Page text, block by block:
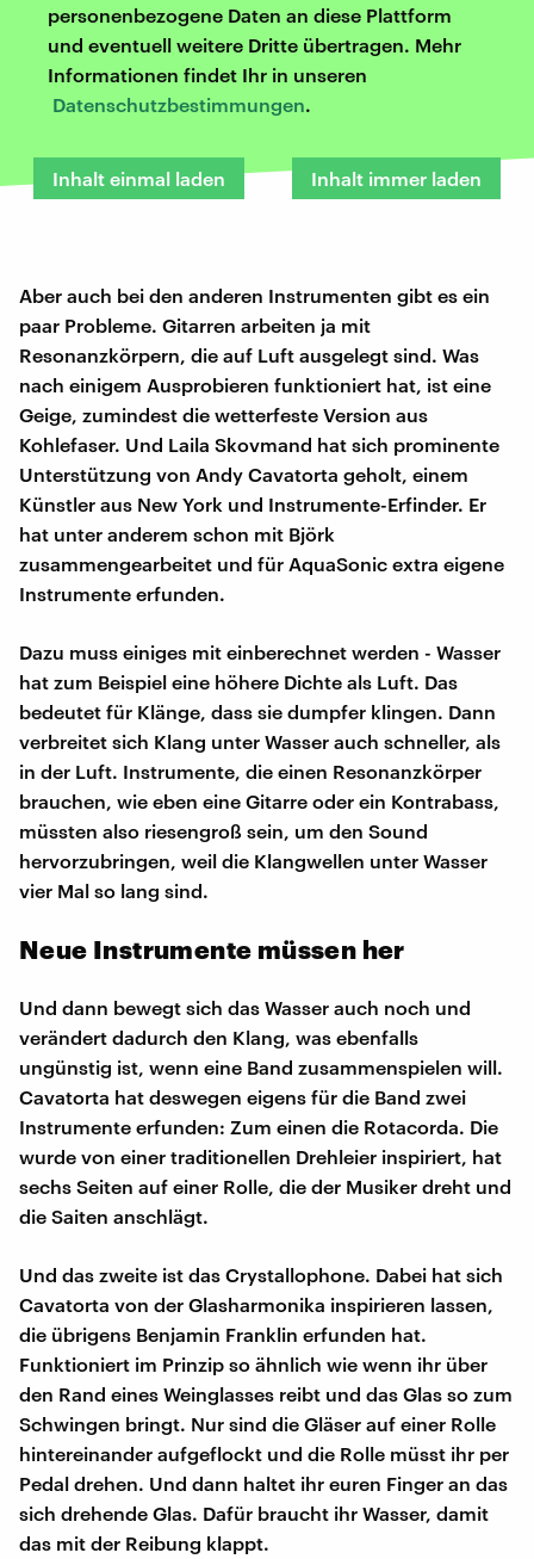
personenbezogene Daten an diese Plattform
und eventuell weitere Dritte übertragen. Mehr
Informationen findet Ihr in unseren
Datenschutzbestimmungen.
Inhalt einmal laden Inhalt immer laden
Aber auch bei den anderen Instrumenten gibt es ein
paar Probleme. Gitarren arbeiten ja mit
Resonanzkörpern, die auf Luft ausgelegt sind. Was
nach einigem Ausprobieren funktioniert hat, ist eine
Geige, zumindest die wetterfeste Version aus
Kohlefaser. Und Laila Skovmand hat sich prominente
Unterstützung von Andy Cavatorta geholt, einem
Künstler aus New York und Instrumente-Erfinder. Er
hat unter anderem schon mit Björk
zusammengearbeitet und für AquaSonic extra eigene
Instrumente erfunden.
Dazu muss einiges mit einberechnet werden - Wasser
hat zum Beispiel eine höhere Dichte als Luft. Das
bedeutet für Klänge, dass sie dumpfer klingen. Dann
verbreitet sich Klang unter Wasser auch schneller, als
in der Luft. Instrumente, die einen Resonanzkörper
brauchen, wie eben eine Gitarre oder ein Kontrabass,
müssten also riesengroß sein, um den Sound
hervorzubringen, weil die Klangwellen unter Wasser
vier Mal so lang sind.
Neue Instrumente müssen her
Und dann bewegt sich das Wasser auch noch und
verändert dadurch den Klang, was ebenfalls
ungünstig ist, wenn eine Band zusammenspielen will.
Cavatorta hat deswegen eigens für die Band zwei
Instrumente erfunden: Zum einen die Rotacorda. Die
wurde von einer traditionellen Drehleier inspiriert, hat
sechs Seiten auf einer Rolle, die der Musiker dreht und
die Saiten anschlägt.
Und das zweite ist das Crystallophone. Dabei hat sich
Cavatorta von der Glasharmonika inspirieren lassen,
die übrigens Benjamin Franklin erfunden hat.
Funktioniert im Prinzip so ähnlich wie wenn ihr über
den Rand eines Weinglasses reibt und das Glas so zum
Schwingen bringt. Nur sind die Gläser auf einer Rolle
hintereinander aufgeflockt und die Rolle müsst ihr per
Pedal drehen. Und dann haltet ihr euren Finger an das
sich drehende Glas. Dafür braucht ihr Wasser, damit
das mit der Reibung klappt.